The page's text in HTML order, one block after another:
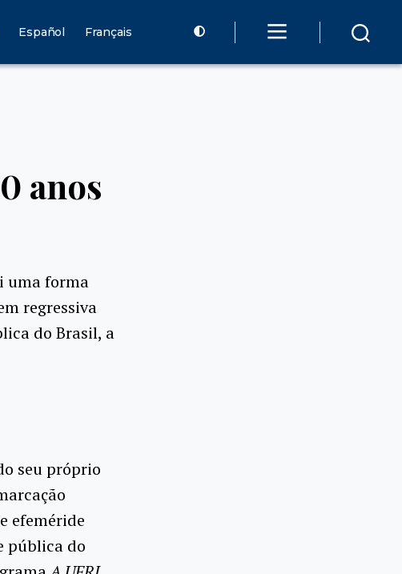
Español Français
anos
uma forma
regressiva
do Brasil, a
seu próprio
efeméride
pública do